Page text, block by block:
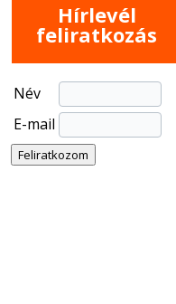
Hírlevél
feliratkozás
Név
E-mail